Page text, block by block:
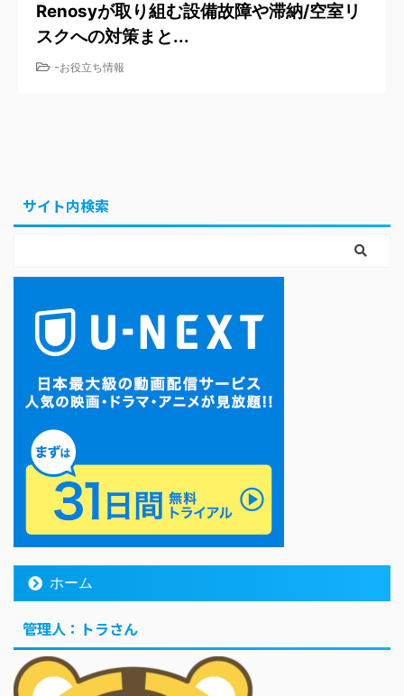
Renosyが取り組む設備故障や滞納/空室リ
スクへの対策まと...
-お役立ち情報
サイト内検索
ホーム
管理人：トラさん